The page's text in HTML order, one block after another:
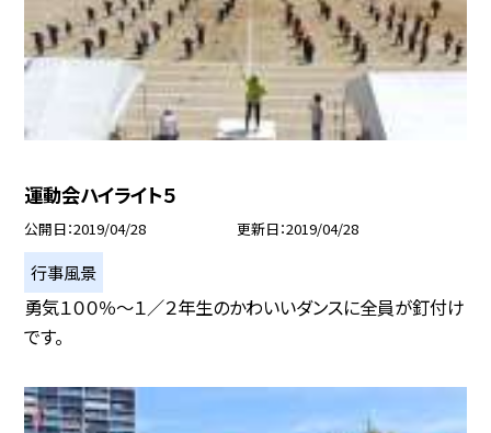
運動会ハイライト５
公開日 2019/04/28 更新日 2019/04/28
行事風景
勇気１００％〜１／２年生のかわいいダンスに全員が釘付け
です。